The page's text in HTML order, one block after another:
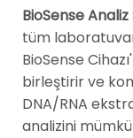
BioSense
tüm laboratuvar
BioSense
birleştirir ve
DNA/RNA
analizini